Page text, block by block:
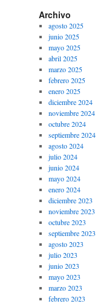
Archivo
agosto 2025
junio 2025
mayo 2025
abril 2025
marzo 2025
febrero 2025
enero 2025
diciembre 2024
noviembre 2024
octubre 2024
septiembre 2024
agosto 2024
julio 2024
junio 2024
mayo 2024
enero 2024
diciembre 2023
noviembre 2023
octubre 2023
septiembre 2023
agosto 2023
julio 2023
junio 2023
mayo 2023
marzo 2023
febrero 2023